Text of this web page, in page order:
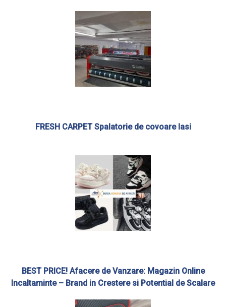
FRESH CARPET Spalatorie de covoare Iasi
BEST PRICE! Afacere de Vanzare: Magazin Online
Incaltaminte – Brand in Crestere si Potential de Scalare